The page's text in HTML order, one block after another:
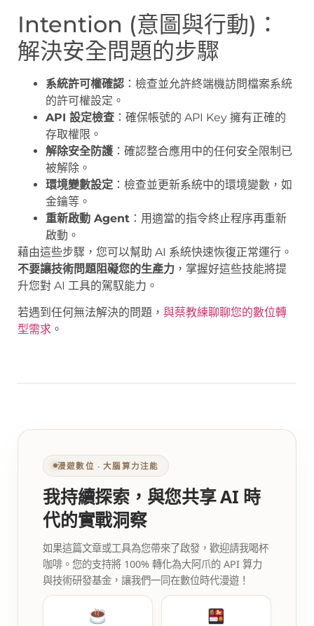
Intention (意圖與行動)：
解決安全問題的步驟
系統許可權確認 ：檢查並允許終端機訪問檔案系統
的許可權設定。
API 設定檢查 ：確保帳號的 API Key 擁有正確的
存取權限。
解除安全防護 ：確認整合應用中的任何安全限制已
被解除。
環境變數設定 ：檢查並更新系統中的環境變數，如
金鑰等。
重新啟動 Agent ：用適當的指令終止程序再重新
啟動。
藉由這些步驟，您可以幫助 AI 系統快速恢復正常運行。
不要讓技術問題阻礙您的生產力 ，掌握好這些技能將提
升您對 AI 工具的駕馭能力。
若遇到任何無法解決的問題， 與蔡教練聊聊您的數位轉
型需求 。
漫遊數位 ‧ 大腦算力注能
我持續探索，與您共享 AI 時
代的實戰洞察
如果這篇文章或工具為您帶來了啟發，歡迎請我喝杯
咖啡。您的支持將 100% 轉化為大阿爪的 API 算力
與技術研發基金，讓我們一同在數位時代漫遊！